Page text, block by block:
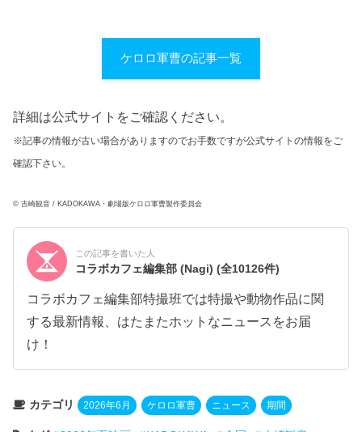
ケロロ軍曹の記事一覧
詳細は公式サイトをご確認ください。
※記事の情報が古い場合がありますのでお手数ですが公式サイトの情報をご
確認下さい。
© 吉崎観音 / KADOKAWA・劇場版ケロロ軍曹製作委員会
この記事を書いた人
コラボカフェ編集部 (Nagi)(全10126件)
コラボカフェ編集部特撮班では特撮や動物作品に関
する最新情報、はたまたホットなニュースをお届
け！
カテゴリ 2026年6月 ケロロ軍曹 ニュース 期間